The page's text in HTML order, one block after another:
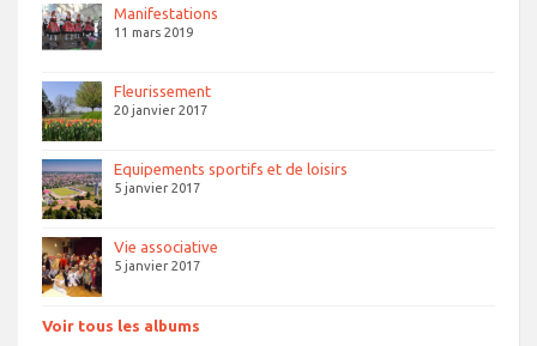
Manifestations
11 mars 2019
Fleurissement
20 janvier 2017
Equipements sportifs et de loisirs
5 janvier 2017
Vie associative
5 janvier 2017
Voir tous les albums